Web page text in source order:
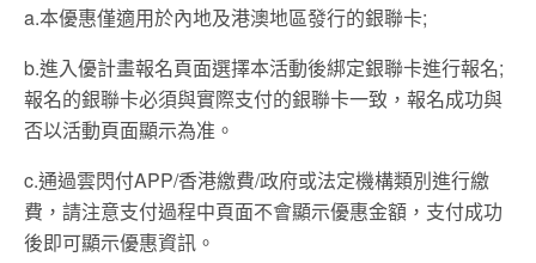
a.本優惠僅適用於內地及港澳地區發行的銀聯卡;
b.進入優計畫報名頁面選擇本活動後綁定銀聯卡進行報名;
報名的銀聯卡必須與實際支付的銀聯卡一致，報名成功與
否以活動頁面顯示為准。
c.通過雲閃付APP/香港繳費/政府或法定機構類別進行繳
費，請注意支付過程中頁面不會顯示優惠金額，支付成功
後即可顯示優惠資訊。